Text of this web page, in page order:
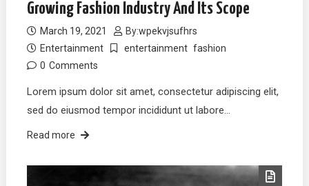
Growing Fashion Industry And Its Scope
March 19, 2021 By:wpekvjsufhrs
Entertainment
entertainment fashion
0 Comments
Lorem ipsum dolor sit amet, consectetur adipiscing elit,
sed do eiusmod tempor incididunt ut labore…
Read more